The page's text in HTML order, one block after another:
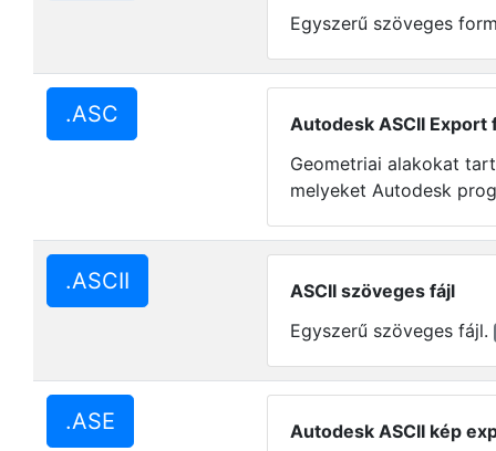
Egyszerű szöveges
.ASC
Autodesk ASCII Export
Geometriai alakokat
melyeket Autodesk
.ASCII
ASCII szöveges fájl
Egyszerű szöveges fájl.
.ASE
Autodesk ASCII kép